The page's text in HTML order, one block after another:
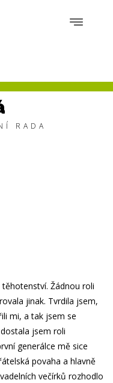
RADA
Žádnou roli
jinak. Tvrdila jsem,
mi, a tak jsem se
jsem roli
generálce mě sice
povaha a hlavně
večírků rozhodlo